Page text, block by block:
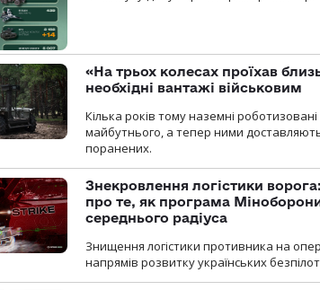
«На трьох колесах проїхав
необхідні вантажі військовим
Кілька років тому наземні
майбутнього, а тепер ними
поранених.
Знекровлення логістики
про те, як програма
середнього радіуса
Знищення логістики противника на
напрямів розвитку українських